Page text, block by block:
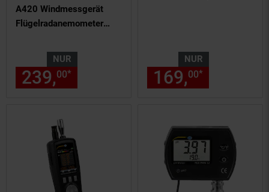
A420 Windmessgerät
Flügelradanemometer
NUR
239,00* € Sternchen
NUR
169,00*